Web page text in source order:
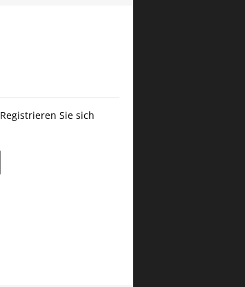
Registrieren Sie sich